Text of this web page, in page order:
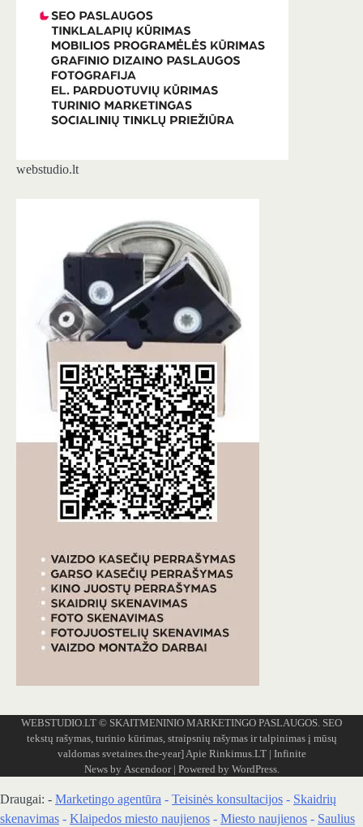
webstudio.lt
WEBSTUDIO.LT © SKAITMENINIO MARKETINGO PASLAUGOS. SEO
tekstų rašymas, turinio kūrimas, straipsnių rašymas ir talpinimas į mūsų
valdomas svetaines.the-year] Apie Rinkimus.LT| Infinite
News by Ascendoor| Powered by WordPress.
Draugai: - Marketingo agentūra - Teisinės konsultacijos - Skaidrių
skenavimas - Klaipedos miesto naujienos - Miesto naujienos - Saulius